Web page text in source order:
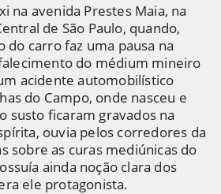
na avenida Prestes Maia, na
de São Paulo, quando,
do carro faz uma pausa na
do médium mineiro
acidente automobilístico
do Campo, onde nasceu e
susto ficaram gravados na
ouvia pelos corredores da
sobre as curas mediúnicas do
ainda noção clara dos
ele protagonista.